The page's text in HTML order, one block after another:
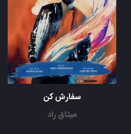
سفارش کن
میثاق راد